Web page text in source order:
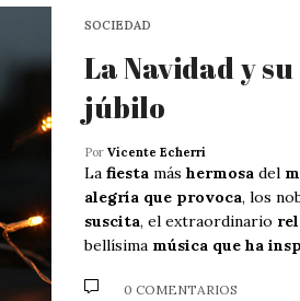
SOCIEDAD
La Navidad y
júbilo
Por Vicente Echerri
La fiesta más hermosa del
alegría que provoca, los
suscita, el extraordinario
bellísima música que ha
0 COMENTARIOS